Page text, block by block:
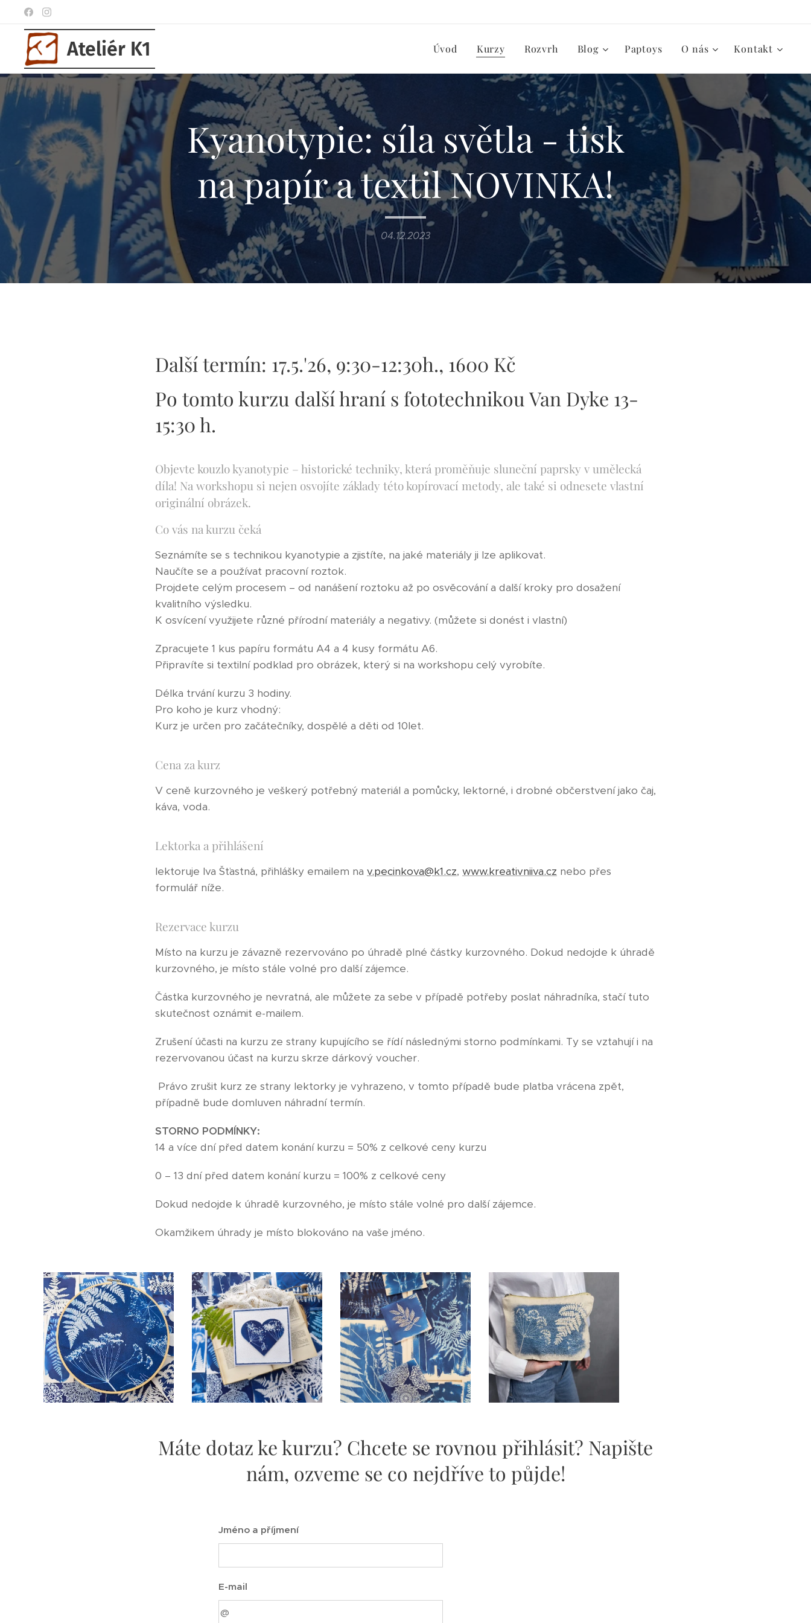
Ateliér K1 Úvod Kurzy Rozvrh Blog Paptoys O nás Kontakt
Kyanotypie: síla světla - tisk
na papír a textil NOVINKA!
04.12.2023
Další termín: 17.5.'26, 9:30-12:30h., 1600 Kč
Po tomto kurzu další hraní s fototechnikou Van Dyke 13-
15:30 h.
Objevte kouzlo kyanotypie – historické techniky, která proměňuje sluneční paprsky v umělecká
díla! Na workshopu si nejen osvojíte základy této kopírovací metody, ale také si odnesete vlastní
originální obrázek.
Co vás na kurzu čeká
Seznámíte se s technikou kyanotypie a zjistíte, na jaké materiály ji lze aplikovat.
Naučíte se a používat pracovní roztok.
Projdete celým procesem – od nanášení roztoku až po osvěcování a další kroky pro dosažení
kvalitního výsledku.
K osvícení využijete různé přírodní materiály a negativy. (můžete si donést i vlastní)
Zpracujete 1 kus papíru formátu A4 a 4 kusy formátu A6.
Připravíte si textilní podklad pro obrázek, který si na workshopu celý vyrobíte.
Délka trvání kurzu 3 hodiny.
Pro koho je kurz vhodný:
Kurz je určen pro začátečníky, dospělé a děti od 10let.
Cena za kurz
V ceně kurzovného je veškerý potřebný materiál a pomůcky, lektorné, i drobné občerstvení jako čaj,
káva, voda.
Lektorka a přihlášení
lektoruje Iva Šťastná, přihlášky emailem na v.pecinkova@k1.cz, www.kreativniiva.cz nebo přes
formulář níže.
Rezervace kurzu
Místo na kurzu je závazně rezervováno po úhradě plné částky kurzovného. Dokud nedojde k úhradě
kurzovného, je místo stále volné pro další zájemce.
Částka kurzovného je nevratná, ale můžete za sebe v případě potřeby poslat náhradníka, stačí tuto
skutečnost oznámit e-mailem.
Zrušení účasti na kurzu ze strany kupujícího se řídí následnými storno podmínkami. Ty se vztahují i na
rezervovanou účast na kurzu skrze dárkový voucher.
Právo zrušit kurz ze strany lektorky je vyhrazeno, v tomto případě bude platba vrácena zpět,
případně bude domluven náhradní termín.
STORNO PODMÍNKY:
14 a více dní před datem konání kurzu = 50% z celkové ceny kurzu
0 – 13 dní před datem konání kurzu = 100% z celkové ceny
Dokud nedojde k úhradě kurzovného, je místo stále volné pro další zájemce.
Okamžikem úhrady je místo blokováno na vaše jméno.
Máte dotaz ke kurzu? Chcete se rovnou přihlásit? Napište
nám, ozveme se co nejdříve to půjde!
Jméno a příjmení
E-mail